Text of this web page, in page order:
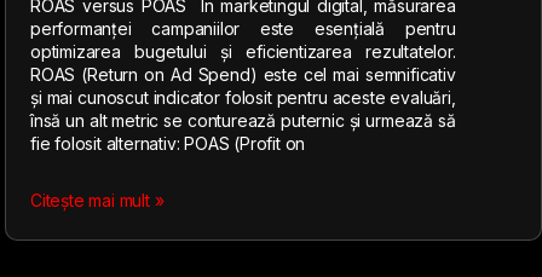
ROAS versus POAS În marketingul digital, măsurarea
performanței campaniilor este esențială pentru
optimizarea bugetului și eficientizarea rezultatelor.
ROAS (Return on Ad Spend) este cel mai semnificativ
și mai cunoscut indicator folosit pentru aceste evaluări,
însă un alt metric se conturează puternic și urmează să
fie folosit alternativ: POAS (Profit on
Citește mai mult »